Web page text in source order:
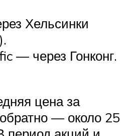
Хельсинки
— через Гонконг.
цена за
— около 25